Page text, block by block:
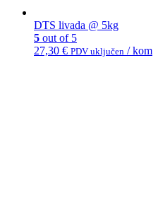
DTS livada @ 5kg
5 out of 5
27,30 € PDV uključen / kom